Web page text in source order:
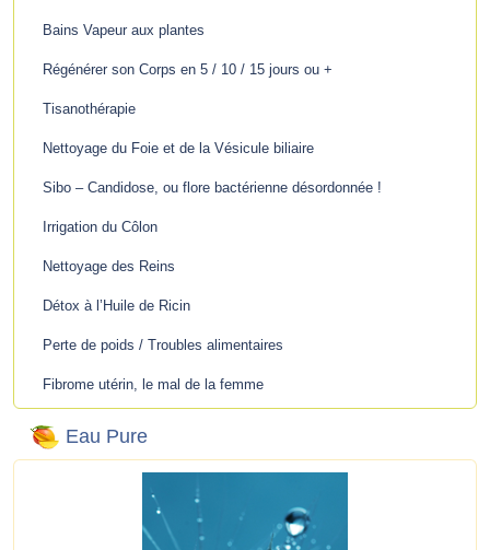
Bains Vapeur aux plantes
Régénérer son Corps en 5 / 10 / 15 jours ou +
Tisanothérapie
Nettoyage du Foie et de la Vésicule biliaire
Sibo – Candidose, ou flore bactérienne désordonnée !
Irrigation du Côlon
Nettoyage des Reins
Détox à l’Huile de Ricin
Perte de poids / Troubles alimentaires
Fibrome utérin, le mal de la femme
Eau Pure